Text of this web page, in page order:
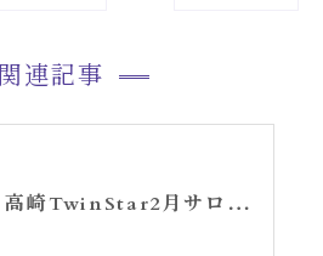
関連記事
高崎TwinStar2月サロンお知らせ22周年ありがとうございます